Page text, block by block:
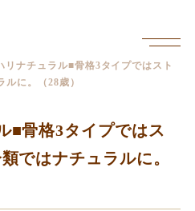
ニ
開
く
リナチュラル■骨格3タイプではスト
に。（28歳）
■骨格3タイプではス
ではナチュラルに。